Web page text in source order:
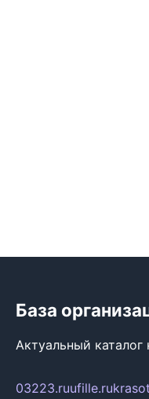
База
Актуальный
03223.ruufille.ru